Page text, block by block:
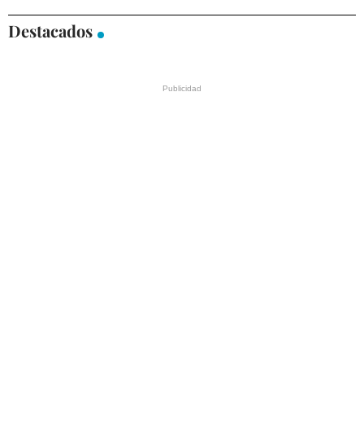
Destacados